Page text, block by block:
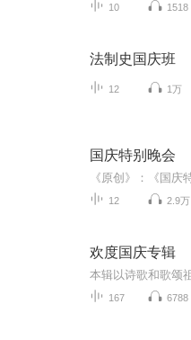
10 1518
法制史国庆班
12 1万
国庆特别晚会
12 2.9万
欢度国庆专辑
167 6788